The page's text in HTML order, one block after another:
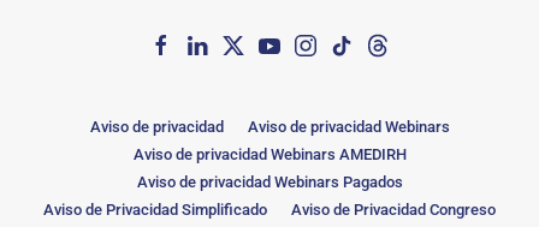
Aviso de privacidad
Aviso de privacidad Webinars
Aviso de privacidad Webinars AMEDIRH
Aviso de privacidad Webinars Pagados
Aviso de Privacidad Simplificado
Aviso de Privacidad Congreso